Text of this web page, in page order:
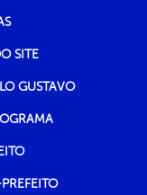
SITE
GUSTAVO